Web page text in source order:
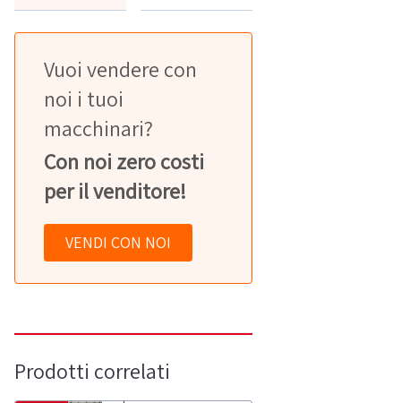
Vuoi vendere con
noi i tuoi
macchinari?
Con noi zero costi
per il venditore!
VENDI CON NOI
Prodotti correlati